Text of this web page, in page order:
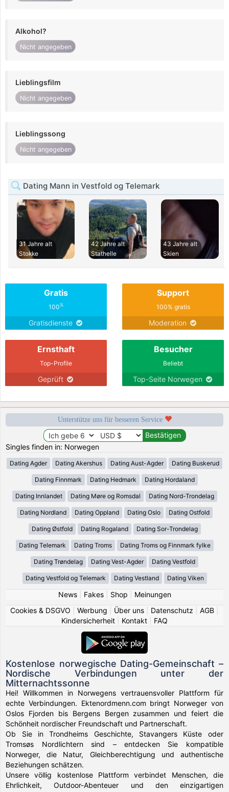
Alkohol?
Nicht angegeben
Lieblingsfilm
Nicht angegeben
Lieblingssong
Nicht angegeben
Dating Mann in Vestfold og Telemark
31 Jahre alt
Stokke
42 Jahre alt
Stathelle
43 Jahre alt
Skien
Gratis
100%
Gratisdienste
Support
100% gratis
Moderation
Ernsthaft
Top-Profile
Geprüft
Besucher
Beliebt
Top-Seite Norwegen
Unterstütze uns für besseren Service
Singles finden in: Norwegen
Dating Agder Dating Akershus Dating Aust-Agder Dating Buskerud
Dating Finnmark Dating Hedmark Dating Hordaland
Dating Innlandet Dating Møre og Romsdal Dating Nord-Trondelag
Dating Nordland Dating Oppland Dating Oslo Dating Ostfold
Dating Østfold Dating Rogaland Dating Sor-Trondelag
Dating Telemark Dating Troms Dating Troms og Finnmark fylke
Dating Trøndelag Dating Vest-Agder Dating Vestfold
Dating Vestfold og Telemark Dating Vestland Dating Viken
News| Fakes| Shop
Meinungen
Cookies & DSGVO
Werbung Über uns Datenschutz AGB
Kindersicherheit
Kontakt FAQ
Kostenlose norwegische Dating-Gemeinschaft –
Nordische Verbindungen unter der
Mitternachtssonne
Hei! Willkommen in Norwegens vertrauensvoller Plattform für
echte Verbindungen. Ektenordmenn.com bringt Norweger von
Oslos Fjorden bis Bergens Bergen zusammen und feiert die
Schönheit nordischer Freundschaft und Partnerschaft.
Ob Sie in Trondheims Geschichte, Stavangers Küste oder
Tromsøs Nordlichtern sind – entdecken Sie kompatible
Norweger, die Natur, Gleichberechtigung und authentische
Beziehungen schätzen.
Unsere völlig kostenlose Plattform verbindet Menschen, die
Ehrlichkeit, Outdoor-Abenteuer und den einzigartigen